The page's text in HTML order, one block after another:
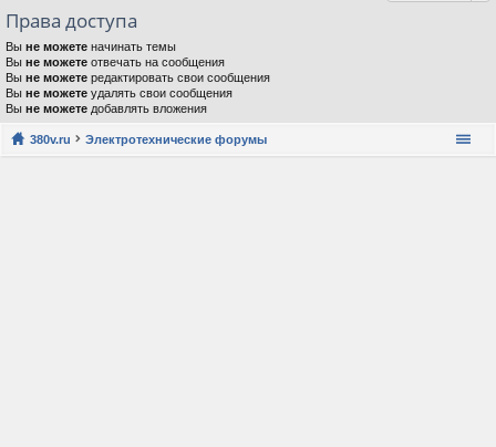
Права доступа
Вы не можете начинать темы
Вы не можете отвечать на сообщения
Вы не можете редактировать свои сообщения
Вы не можете удалять свои сообщения
Вы не можете добавлять вложения
380v.ru Электротехнические форумы